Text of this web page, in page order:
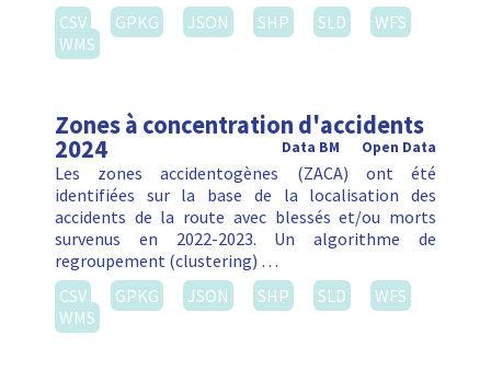
CSV
GPKG JSON SHP SLD
WFS
WMS
Zones à concentration d'accidents
2024 Open Data
Data BM
Les zones accidentogènes (ZACA) ont été
identifiées sur la base de la localisation des
accidents de la route avec blessés et/ou morts
survenus en 2022-2023. Un algorithme de
regroupement (clustering) …
CSV
GPKG JSON SHP SLD
WFS
WMS